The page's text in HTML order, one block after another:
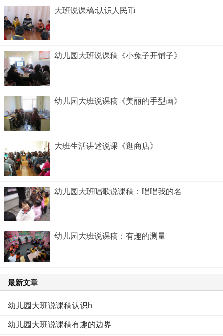
大班说课稿:认识人民币
幼儿园大班说课稿《小兔子开铺子》
幼儿园大班说课稿《美丽的手型画》
大班生活讲述说课《逛商店》
幼儿园大班唱歌说课稿：唱唱我的名
幼儿园大班说课稿：有趣的测量
最新文章
幼儿园大班说课稿认识h
幼儿园大班说课稿有趣的边界